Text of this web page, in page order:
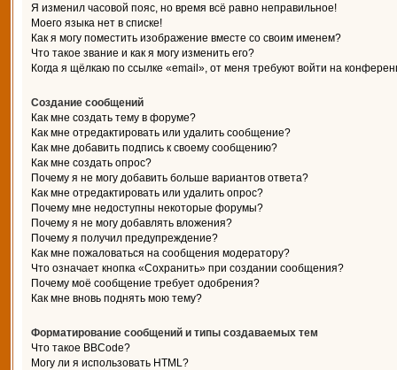
Я изменил часовой пояс, но время всё равно неправильное!
Моего языка нет в списке!
Как я могу поместить изображение вместе со своим именем?
Что такое звание и как я могу изменить его?
Когда я щёлкаю по ссылке «email», от меня требуют войти на
Создание сообщений
Как мне создать тему в форуме?
Как мне отредактировать или удалить сообщение?
Как мне добавить подпись к своему сообщению?
Как мне создать опрос?
Почему я не могу добавить больше вариантов ответа?
Как мне отредактировать или удалить опрос?
Почему мне недоступны некоторые форумы?
Почему я не могу добавлять вложения?
Почему я получил предупреждение?
Как мне пожаловаться на сообщения модератору?
Что означает кнопка «Сохранить» при создании сообщения?
Почему моё сообщение требует одобрения?
Как мне вновь поднять мою тему?
Форматирование сообщений и типы создаваемых тем
Что такое BBCode?
Могу ли я использовать HTML?